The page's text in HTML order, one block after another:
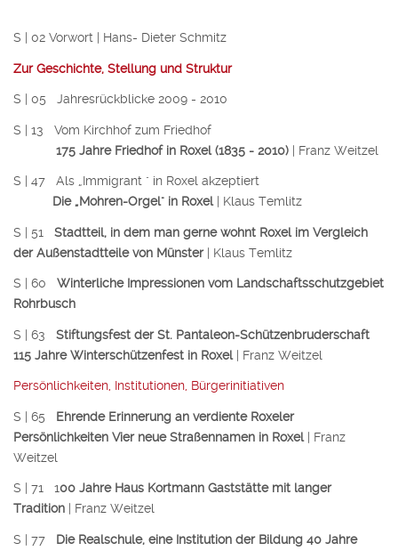
S | 02 Vorwort | Hans- Dieter Schmitz
Zur Geschichte, Stellung und Struktur
S | 05 Jahresrückblicke 2009 - 2010
S | 13 Vom Kirchhof zum Friedhof
175 Jahre Friedhof in Roxel (1835 - 2010) | Franz Weitzel
S | 47 Als „Immigrant " in Roxel akzeptiert
Die „Mohren-Orgel" in Roxel| Klaus Temlitz
S | 51
Stadtteil, in dem man gerne wohnt Roxel im Vergleich
der Außenstadtteile von Münster| Klaus Temlitz
S | 60 Winterliche Impressionen vom Landschaftsschutzgebiet
Rohrbusch
S | 63 Stiftungsfest der St. Pantaleon-Schützenbruderschaft
115 Jahre Winterschützenfest in Roxel| Franz Weitzel
Persönlichkeiten, Institutionen, Bürgerinitiativen
S | 65 Ehrende Erinnerung an verdiente Roxeler
Persönlichkeiten Vier neue Straßennamen in Roxel| Franz
Weitzel
S | 71 100 Jahre Haus Kortmann Gaststätte mit langer
Tradition | Franz Weitzel
S | 77 Die Realschule, eine Institution der Bildung 40 Jahre